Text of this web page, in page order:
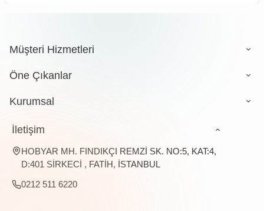
Müşteri Hizmetleri
Öne Çıkanlar
Kurumsal
İletişim
HOBYAR MH. FINDIKÇI REMZİ SK. NO:5, KAT:4,
D:401 SİRKECİ , FATİH, İSTANBUL
0212 511 6220